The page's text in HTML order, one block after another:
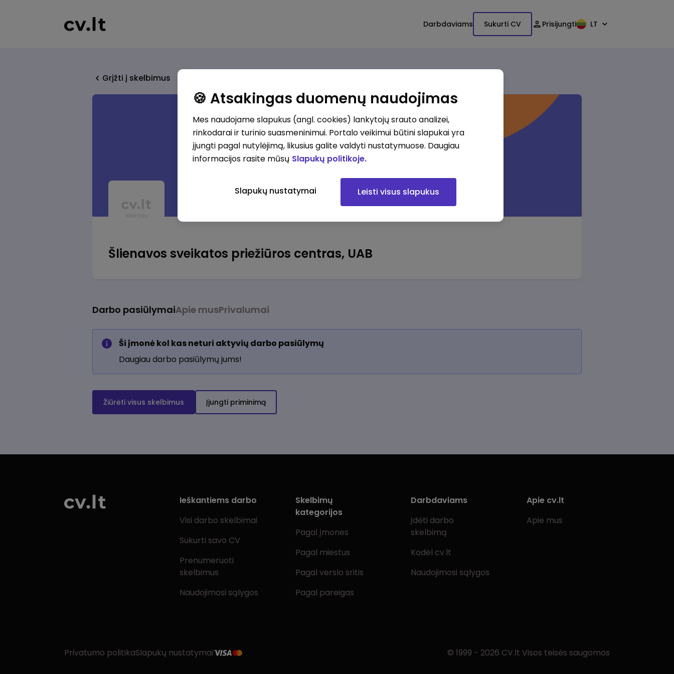
Darbdaviams Sukurti CV Prisijungti LT
Grįžti į skelbimus
Šlienavos sveikatos priežiūros centras, UAB
Darbo pasiūlymaiApie musPrivalumai
Ši įmonė kol kas neturi aktyvių darbo pasiūlymų
Daugiau darbo pasiūlymų jums!
Žiūrėti visus skelbimus Įjungti priminimą
Ieškantiems darbo
Visi darbo skelbimai
Sukurti savo CV
Prenumeruoti
skelbimus
Naudojimosi sąlygos
Skelbimų
kategorijos
Pagal įmones
Pagal miestus
Pagal verslo sritis
Pagal pareigas
Darbdaviams
Įdėti darbo
skelbimą
Kodėl cv.lt
Naudojimosi sąlygos
Apie cv.lt
Apie mus
Privatumo politikaSlapukų nustatymai © 1999 - 2026 CV.lt Visos teisės saugomos
🍪 Atsakingas duomenų naudojimas
Mes naudojame slapukus (angl. cookies) lankytojų srauto analizei,
rinkodarai ir turinio suasmeninimui. Portalo veikimui būtini slapukai yra
įjungti pagal nutylėjimą, likusius galite valdyti nustatymuose. Daugiau
informacijos rasite mūsų Slapukų politikoje.
Slapukų nustatymai Leisti visus slapukus